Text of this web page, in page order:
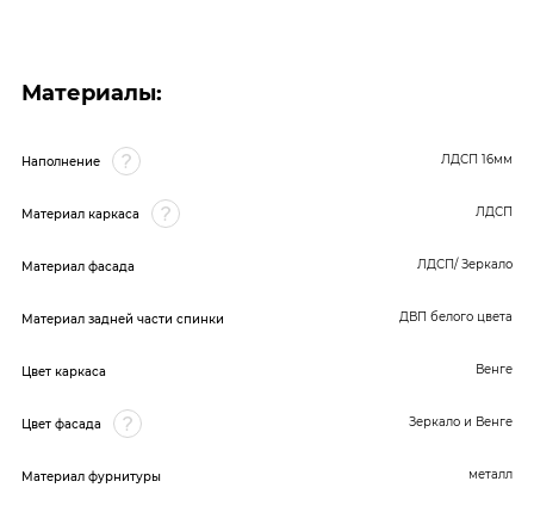
Материалы:
Наполнение ЛДСП 16мм
Материал каркаса ЛДСП
Материал фасада ЛДСП/ Зеркало
Материал задней части спинки ДВП белого цвета
Цвет каркаса Венге
Цвет фасада Зеркало и Венге
Материал фурнитуры металл